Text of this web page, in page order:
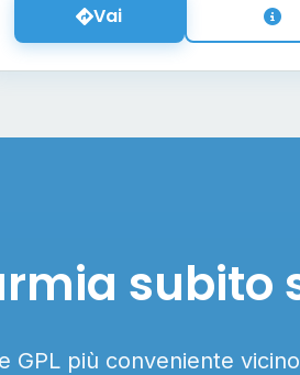
Vai
subito
GPL più conveniente